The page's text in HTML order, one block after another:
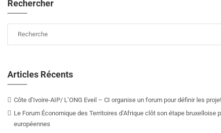
Rechercher
Articles Récents
Côte d’Ivoire-AIP/ L’ONG Eveil – CI organise un forum pour définir les
Le Forum Économique des Territoires d’Afrique clôt son étape
européennes